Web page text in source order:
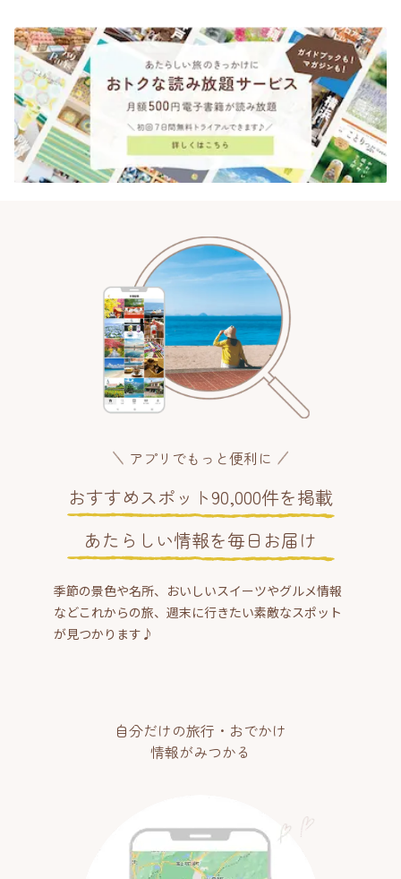
アプリでもっと便利に
おすすめスポット90,000件を掲載
あたらしい情報を毎日お届け
季節の景色や名所、おいしいスイーツやグルメ情報
などこれからの旅、週末に行きたい素敵なスポット
が見つかります♪
自分だけの旅行・おでかけ
情報がみつかる